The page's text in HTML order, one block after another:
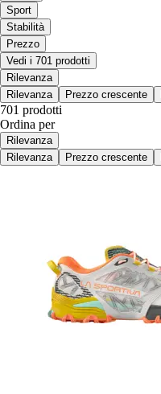
Sport
Stabilità
Prezzo
Vedi i 701 prodotti
Rilevanza
Rilevanza
Prezzo crescente
701 prodotti
Ordina per
Rilevanza
Rilevanza
Prezzo crescente